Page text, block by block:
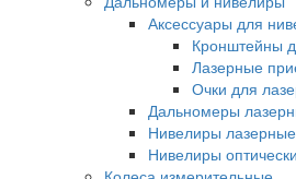
Аксессуары для
Кронштейны
Лазерные
Очки для
Дальномеры
Нивелиры лазерные
Нивелиры